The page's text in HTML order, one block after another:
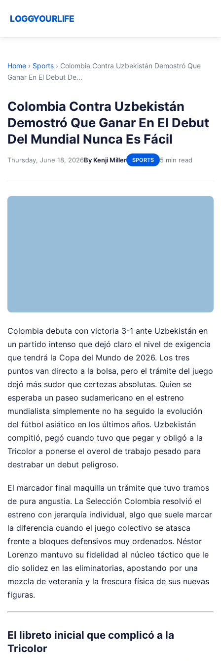
LOGGYOURLIFE
Home › Sports › Colombia Contra Uzbekistán Demostró Que
Ganar En El Debut De...
Colombia Contra Uzbekistán
Demostró Que Ganar En El Debut
Del Mundial Nunca Es Fácil
Thursday, June 18, 2026By Kenji Miller SPORTS 5 min read
Colombia debuta con victoria 3-1 ante Uzbekistán en
un partido intenso que dejó claro el nivel de exigencia
que tendrá la Copa del Mundo de 2026. Los tres
puntos van directo a la bolsa, pero el trámite del juego
dejó más sudor que certezas absolutas. Quien se
esperaba un paseo sudamericano en el estreno
mundialista simplemente no ha seguido la evolución
del fútbol asiático en los últimos años. Uzbekistán
compitió, pegó cuando tuvo que pegar y obligó a la
Tricolor a ponerse el overol de trabajo pesado para
destrabar un debut peligroso.
El marcador final maquilla un trámite que tuvo tramos
de pura angustia. La Selección Colombia resolvió el
estreno con jerarquía individual, algo que suele marcar
la diferencia cuando el juego colectivo se atasca
frente a bloques defensivos muy ordenados. Néstor
Lorenzo mantuvo su fidelidad al núcleo táctico que le
dio solidez en las eliminatorias, apostando por una
mezcla de veteranía y la frescura física de sus nuevas
figuras.
El libreto inicial que complicó a la
Tricolor